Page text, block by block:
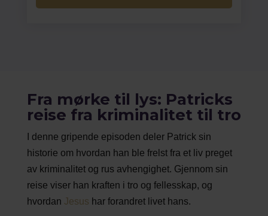
Fra mørke til lys: Patricks
reise fra kriminalitet til tro
I denne gripende episoden deler Patrick sin
historie om hvordan han ble frelst fra et liv preget
av kriminalitet og rus avhengighet. Gjennom sin
reise viser han kraften i tro og fellesskap, og
hvordan Jesus har forandret livet hans.